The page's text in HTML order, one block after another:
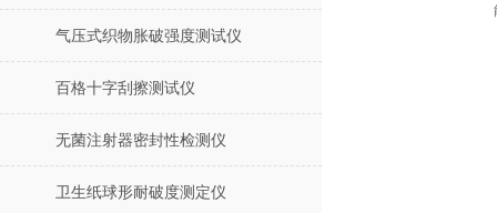
气压式织物胀破强度测试仪
百格十字刮擦测试仪
无菌注射器密封性检测仪
卫生纸球形耐破度测定仪